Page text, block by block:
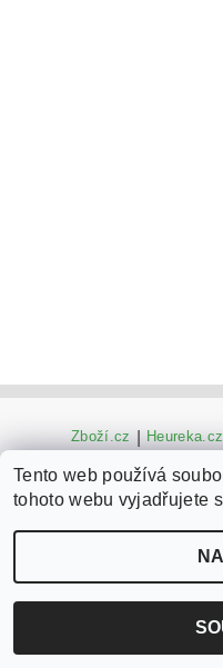
Zboží.cz Heureka.cz
2026 © pfSense router
Tento web používá
tohoto webu vyjadřujete